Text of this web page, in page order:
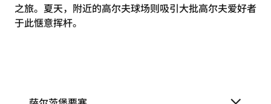
之旅。夏天，附近的高尔夫球场则吸引大批高尔夫爱好者
于此惬意挥杆。